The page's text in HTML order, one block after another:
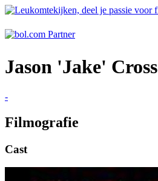
Jason 'Jake' Cross
-
Filmografie
Cast